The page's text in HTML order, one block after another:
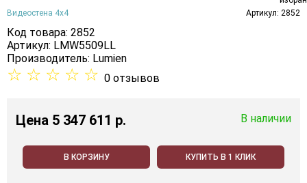
Видеостена 4х4 Артикул: 2852
Код товара: 2852
Артикул: LMW5509LL
Производитель: Lumien
☆ ☆ ☆ ☆ ☆ 0 отзывов
Цена 5 347 611 p. В наличии
В КОРЗИНУ КУПИТЬ В 1 КЛИК